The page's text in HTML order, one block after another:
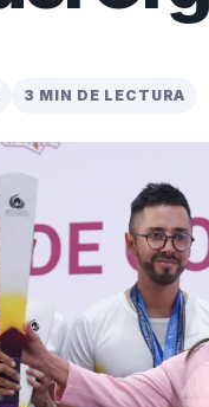
3 MIN DE LECTURA